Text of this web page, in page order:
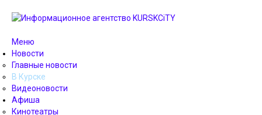
Меню
Новости
Главные новости
В Курске
Видеоновости
Афиша
Кинотеатры